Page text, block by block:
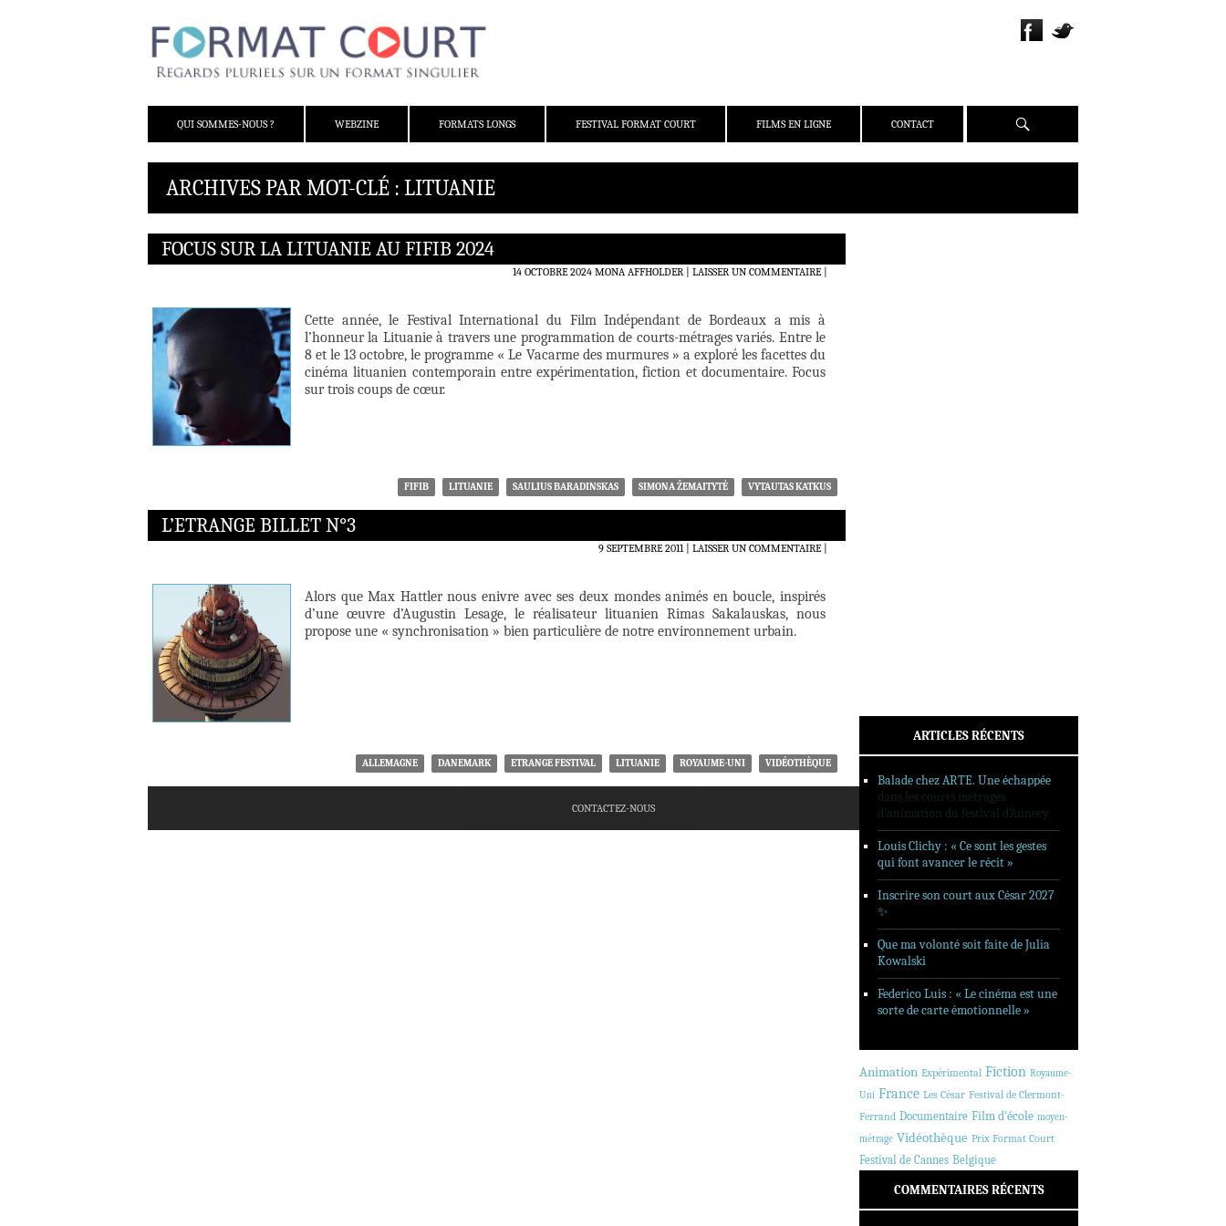
QUI SOMMES-NOUS ?
WEBZINE FORMATS LONGS FESTIVAL FORMAT COURT FILMS EN LIGNE CONTACT Recherche
ARCHIVES PAR MOT-CLÉ : LITUANIE
FOCUS SUR LA LITUANIE AU FIFIB 2024
14 OCTOBRE 2024 MONA AFFHOLDER LAISSER UN COMMENTAIRE|
Cette année, le Festival International du Film Indépendant de Bordeaux a mis à
l’honneur la Lituanie à travers une programmation de courts-métrages variés. Entre le
8 et le 13 octobre, le programme « Le Vacarme des murmures » a exploré les facettes du
cinéma lituanien contemporain entre expérimentation, fiction et documentaire. Focus
sur trois coups de cœur.
FIFIB LITUANIE SAULIUS BARADINSKAS SIMONA ŽEMAITYTĖ VYTAUTAS KATKUS
L’ETRANGE BILLET N°3
9 SEPTEMBRE 2011 LAISSER UN COMMENTAIRE|
Alors que Max Hattler nous enivre avec ses deux mondes animés en boucle, inspirés
d’une œuvre d’Augustin Lesage, le réalisateur lituanien Rimas Sakalauskas, nous
propose une « synchronisation » bien particulière de notre environnement urbain.
ALLEMAGNE DANEMARK ETRANGE FESTIVAL LITUANIE ROYAUME-UNI VIDÉOTHÈQUE
ARTICLES RÉCENTS
Balade chez ARTE. Une échappée
dans les courts métrages
d’animation du festival d’Annecy
Louis Clichy : « Ce sont les gestes
qui font avancer le récit »
Inscrire son court aux César 2027
✨
Que ma volonté soit faite de Julia
Kowalski
Federico Luis : « Le cinéma est une
sorte de carte émotionnelle »
Animation Expérimental Fiction Royaume-
Uni France Les César Festival de Clermont-
Ferrand Documentaire Film d'école moyen-
métrage Vidéothèque Prix Format Court
Festival de Cannes Belgique
COMMENTAIRES RÉCENTS
CONTACTEZ-NOUS